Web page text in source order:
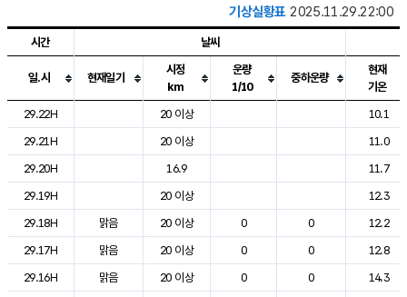
기상실황표 2025.11.29.22:00
도시별 기상실황표로 지점, 날씨, 기온, 강수, 바람, 기압등을 안내한 표입
시간 날씨
일.시 현재일기
시정
km
운량
1/10
중하운량
현재
기온
29.22H
20 이상
10.1
29.21H
20 이상
11.0
29.20H
16.9
11.7
29.19H
20 이상
12.3
29.18H
맑음 20 이상 0 0
12.2
29.17H
맑음 20 이상 0 0
12.8
29.16H
맑음 20 이상 0 0
14.3